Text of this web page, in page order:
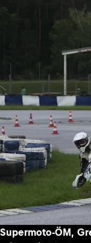
Supermoto-ÖM,